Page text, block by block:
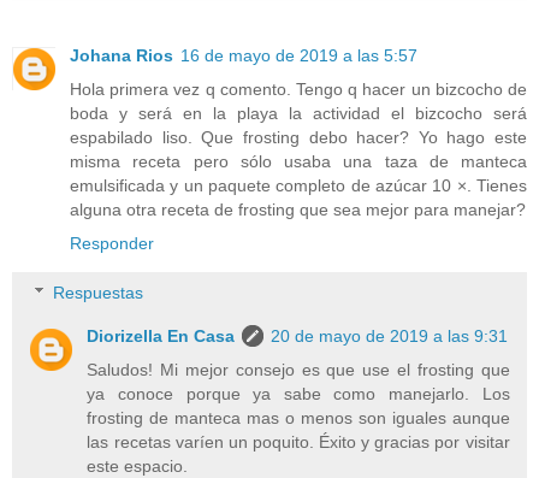
Johana Rios 16 de mayo de 2019 a las 5:57
Hola primera vez q comento. Tengo q hacer un bizcocho de
boda y será en la playa la actividad el bizcocho será
espabilado liso. Que frosting debo hacer? Yo hago este
misma receta pero sólo usaba una taza de manteca
emulsificada y un paquete completo de azúcar 10 ×. Tienes
alguna otra receta de frosting que sea mejor para manejar?
Responder
Respuestas
Diorizella En Casa
20 de mayo de 2019 a las 9:31
Saludos! Mi mejor consejo es que use el frosting que
ya conoce porque ya sabe como manejarlo. Los
frosting de manteca mas o menos son iguales aunque
las recetas varíen un poquito. Éxito y gracias por visitar
este espacio.